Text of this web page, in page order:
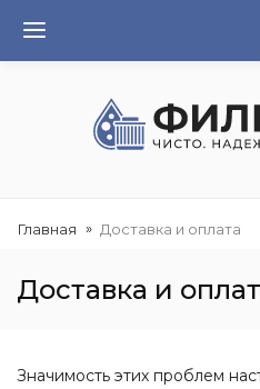
Главная Доставка и оплата
Доставка и
Значимость этих проблем